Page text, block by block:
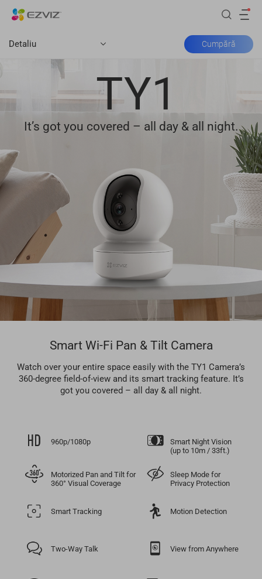
Detaliu Cumpără
TY1
It’s got you covered – all day & all night.
Smart Wi-Fi Pan & Tilt Camera
Watch over your entire space easily with the TY1 Camera’s
360-degree field-of-view and its smart tracking feature. It’s
got you covered – all day & all night.
960p/1080p
Motorized Pan and Tilt for
360° Visual Coverage
Motion Detection
Two-Way Talk
Smart Night Vision
(up to 10m / 33ft.)
Sleep Mode for
Privacy Protection
Smart Tracking
View from Anywhere